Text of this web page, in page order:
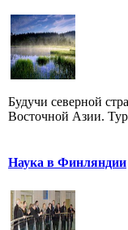
Будучи северной
Восточной Азии.
Наука в Финляндии